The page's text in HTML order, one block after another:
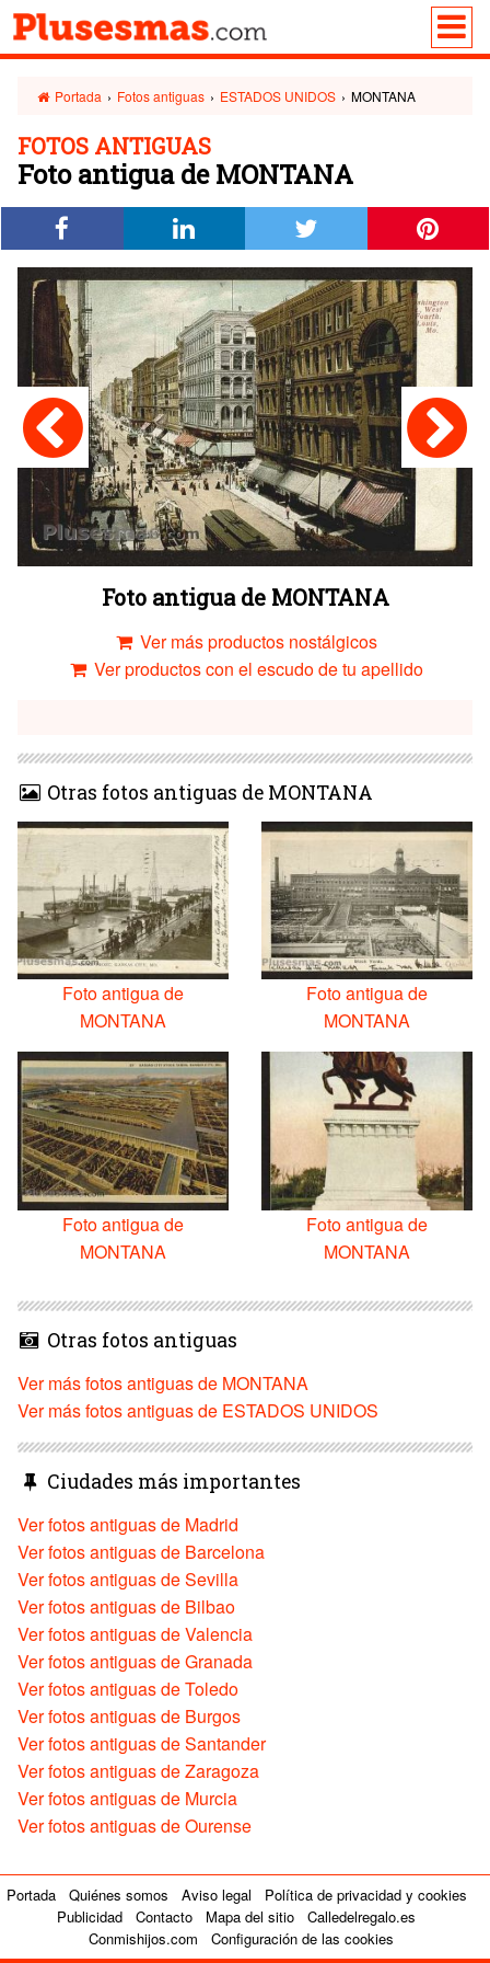
Portada › Fotos antiguas › ESTADOS UNIDOS › MONTANA
FOTOS ANTIGUAS
Foto antigua de MONTANA
Foto antigua de MONTANA
Ver más productos nostálgicos
Ver productos con el escudo de tu apellido
Otras fotos antiguas de MONTANA
Foto antigua de
MONTANA
Foto antigua de
MONTANA
Foto antigua de
MONTANA
Foto antigua de
MONTANA
Otras fotos antiguas
Ver más fotos antiguas de MONTANA
Ver más fotos antiguas de ESTADOS UNIDOS
Ciudades más importantes
Ver fotos antiguas de Madrid
Ver fotos antiguas de Barcelona
Ver fotos antiguas de Sevilla
Ver fotos antiguas de Bilbao
Ver fotos antiguas de Valencia
Ver fotos antiguas de Granada
Ver fotos antiguas de Toledo
Ver fotos antiguas de Burgos
Ver fotos antiguas de Santander
Ver fotos antiguas de Zaragoza
Ver fotos antiguas de Murcia
Ver fotos antiguas de Ourense
Portada Quiénes somos Aviso legal
Política de privacidad y cookies
Publicidad
Contacto Mapa del sitio
Calledelregalo.es
Conmishijos.com
Configuración de las cookies